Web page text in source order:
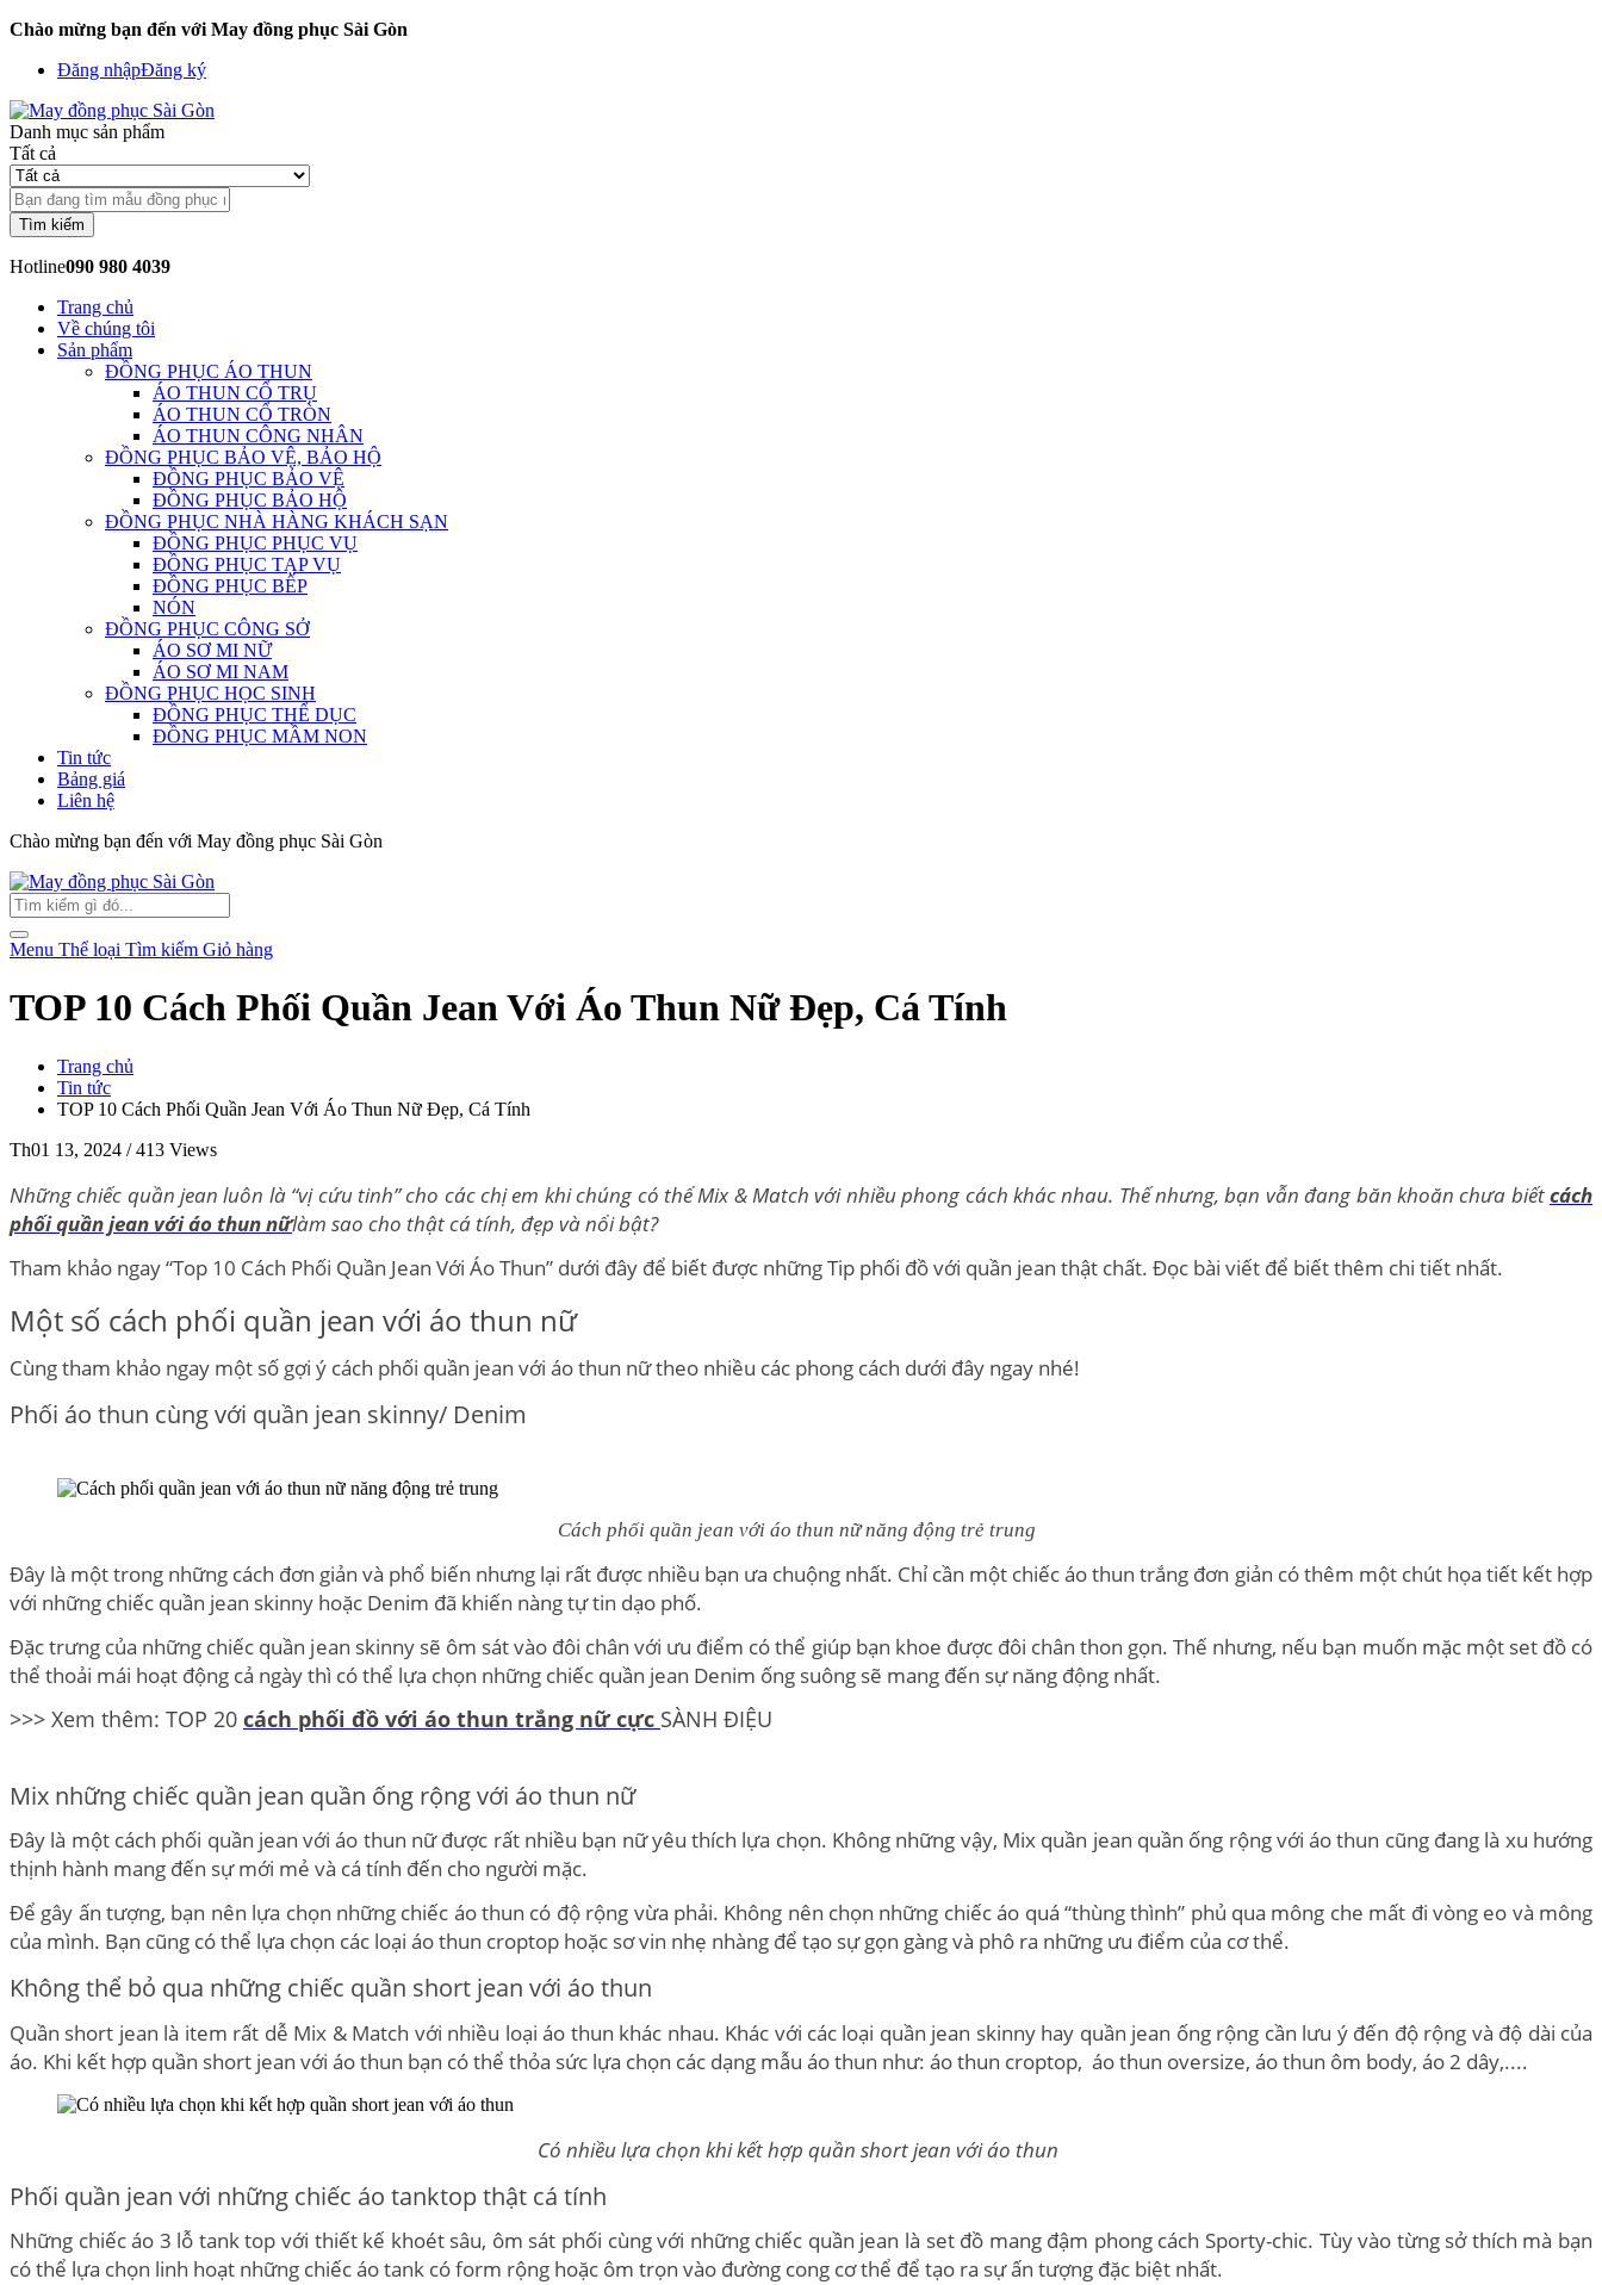
Chào mừng bạn đến với May đồng phục Sài Gòn
Đăng nhậpĐăng ký
Danh mục sản phẩm
Tất cả
Tìm kiếm
Hotline090 980 4039
Trang chủ
Về chúng tôi
Sản phẩm
ĐỒNG PHỤC ÁO THUN
ÁO THUN CỔ TRỤ
ÁO THUN CỔ TRÒN
ÁO THUN CÔNG NHÂN
ĐỒNG PHỤC BẢO VỆ, BẢO HỘ
ĐỒNG PHỤC BẢO VỆ
ĐỒNG PHỤC BẢO HỘ
ĐỒNG PHỤC NHÀ HÀNG KHÁCH SẠN
ĐỒNG PHỤC PHỤC VỤ
ĐỒNG PHỤC TẠP VỤ
ĐỒNG PHỤC BẾP
NÓN
ĐỒNG PHỤC CÔNG SỞ
ÁO SƠ MI NỮ
ÁO SƠ MI NAM
ĐỒNG PHỤC HỌC SINH
ĐỒNG PHỤC THỂ DỤC
ĐỒNG PHỤC MẦM NON
Tin tức
Bảng giá
Liên hệ
Chào mừng bạn đến với May đồng phục Sài Gòn
Menu Thể loại Tìm kiếm Giỏ hàng
TOP 10 Cách Phối Quần Jean Với Áo Thun Nữ Đẹp, Cá Tính
Trang chủ
Tin tức
TOP 10 Cách Phối Quần Jean Với Áo Thun Nữ Đẹp, Cá Tính
Th01 13, 2024 /413 Views
Những chiếc quần jean luôn là “vị cứu tinh” cho các chị em khi chúng có thể Mix & Match với nhiều phong cách khác nhau. Thế nhưng, bạn vẫn đang băn khoăn chưa biếtcách
phối quần jean với áo thun nữlàm sao cho thật cá tính, đẹp và nổi bật?
Tham khảo ngay “Top 10 Cách Phối Quần Jean Với Áo Thun” dưới đây để biết được những Tip phối đồ với quần jean thật chất. Đọc bài viết để biết thêm chi tiết nhất.
Một số cách phối quần jean với áo thun nữ
Cùng tham khảo ngay một số gợi ý cách phối quần jean với áo thun nữ theo nhiều các phong cách dưới đây ngay nhé!
Phối áo thun cùng với quần jean skinny/ Denim
Cách phối quần jean với áo thun nữ năng động trẻ trung
Đây là một trong những cách đơn giản và phổ biến nhưng lại rất được nhiều bạn ưa chuộng nhất. Chỉ cần một chiếc áo thun trắng đơn giản có thêm một chút họa tiết kết hợp
với những chiếc quần jean skinny hoặc Denim đã khiến nàng tự tin dạo phố.
Đặc trưng của những chiếc quần jean skinny sẽ ôm sát vào đôi chân với ưu điểm có thể giúp bạn khoe được đôi chân thon gọn. Thế nhưng, nếu bạn muốn mặc một set đồ có
thể thoải mái hoạt động cả ngày thì có thể lựa chọn những chiếc quần jean Denim ống suông sẽ mang đến sự năng động nhất.
>>> Xem thêm: TOP 20 cách phối đồ với áo thun trắng nữ cực SÀNH ĐIỆU
Mix những chiếc quần jean quần ống rộng với áo thun nữ
Đây là một cách phối quần jean với áo thun nữ được rất nhiều bạn nữ yêu thích lựa chọn. Không những vậy, Mix quần jean quần ống rộng với áo thun cũng đang là xu hướng
thịnh hành mang đến sự mới mẻ và cá tính đến cho người mặc.
Để gây ấn tượng, bạn nên lựa chọn những chiếc áo thun có độ rộng vừa phải. Không nên chọn những chiếc áo quá “thùng thình” phủ qua mông che mất đi vòng eo và mông
của mình. Bạn cũng có thể lựa chọn các loại áo thun croptop hoặc sơ vin nhẹ nhàng để tạo sự gọn gàng và phô ra những ưu điểm của cơ thể.
Không thể bỏ qua những chiếc quần short jean với áo thun
Quần short jean là item rất dễ Mix & Match với nhiều loại áo thun khác nhau. Khác với các loại quần jean skinny hay quần jean ống rộng cần lưu ý đến độ rộng và độ dài của
áo. Khi kết hợp quần short jean với áo thun bạn có thể thỏa sức lựa chọn các dạng mẫu áo thun như: áo thun croptop, áo thun oversize, áo thun ôm body, áo 2 dây,....
Có nhiều lựa chọn khi kết hợp quần short jean với áo thun
Phối quần jean với những chiếc áo tanktop thật cá tính
Những chiếc áo 3 lỗ tank top với thiết kế khoét sâu, ôm sát phối cùng với những chiếc quần jean là set đồ mang đậm phong cách Sporty-chic. Tùy vào từng sở thích mà bạn
có thể lựa chọn linh hoạt những chiếc áo tank có form rộng hoặc ôm trọn vào đường cong cơ thể để tạo ra sự ấn tượng đặc biệt nhất.